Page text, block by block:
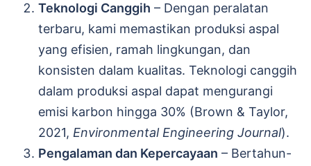
Teknologi Canggih – Dengan peralatan
terbaru, kami memastikan produksi aspal
yang efisien, ramah lingkungan, dan
konsisten dalam kualitas. Teknologi canggih
dalam produksi aspal dapat mengurangi
emisi karbon hingga 30% (Brown & Taylor,
2021, Environmental Engineering Journal).
Pengalaman dan Kepercayaan – Bertahun-